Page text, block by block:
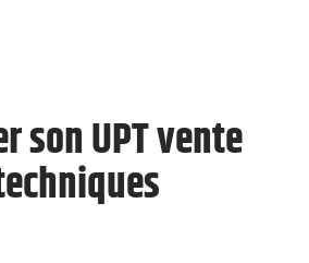
son UPT vente